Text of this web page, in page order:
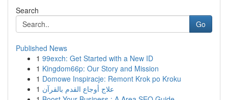
Search
Go
Published News
1 99exch: Get Started with a New ID
1 Kingdom66p: Our Story and Mission
1 Domowe Inspiracje: Remont Krok po Kroku
1 علاج أوجاع القدم بالقرآن